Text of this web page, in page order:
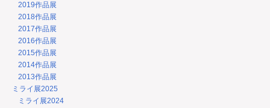
2019作品展
2018作品展
2017作品展
2016作品展
2015作品展
2014作品展
2013作品展
ミライ展2025
ミライ展2024